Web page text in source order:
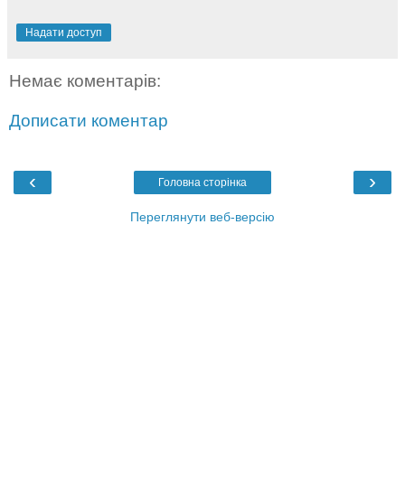
Надати доступ
Немає коментарів:
Дописати коментар
‹ ›
Головна сторінка
Переглянути веб-версію